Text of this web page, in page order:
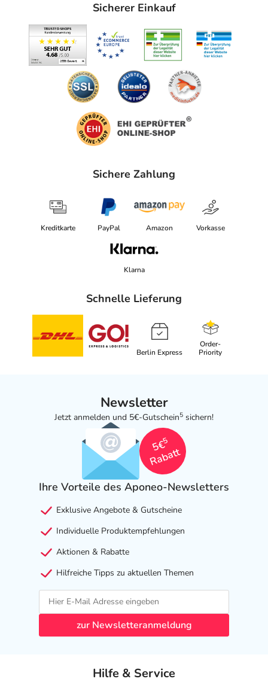
Sicherer Einkauf
Sichere Zahlung
Kreditkarte PayPal Amazon Vorkasse
Klarna
Schnelle Lieferung
Berlin Express
Order-
Priority
Newsletter
Jetzt anmelden und 5€-Gutschein5 sichern!
5€
5
Rabatt
Ihre Vorteile des Aponeo-Newsletters
Exklusive Angebote & Gutscheine
Individuelle Produktempfehlungen
Aktionen & Rabatte
Hilfreiche Tipps zu aktuellen Themen
zur Newsletteranmeldung
Hilfe & Service